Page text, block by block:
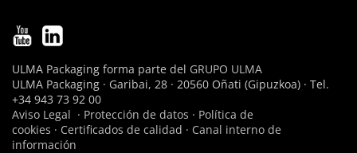
ULMA Packaging forma parte del GRUPO ULMA
ULMA Packaging · Garibai, 28 · 20560 Oñati (Gipuzkoa) · Tel.
+34 943 73 92 00
Aviso Legal · Protección de datos · Política de
cookies · Certificados de calidad · Canal interno de
información